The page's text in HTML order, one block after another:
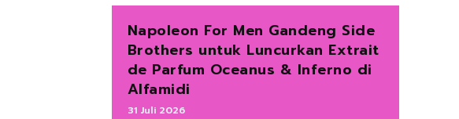
Napoleon For Men Gandeng Side
Brothers untuk Luncurkan Extrait
de Parfum Oceanus & Inferno di
Alfamidi
31 Juli 2026